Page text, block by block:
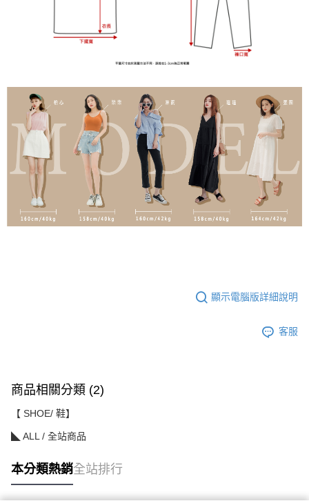
顯示電腦版詳細說明
客服
商品相關分類 (2)
【 SHOE/ 鞋】
◣ ALL / 全站商品
本分類熱銷全站排行